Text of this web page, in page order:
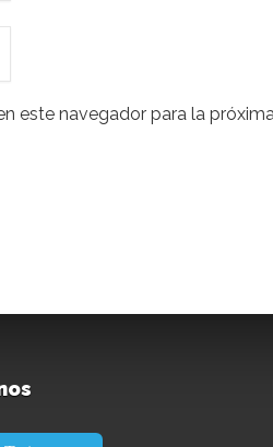
este navegador para la